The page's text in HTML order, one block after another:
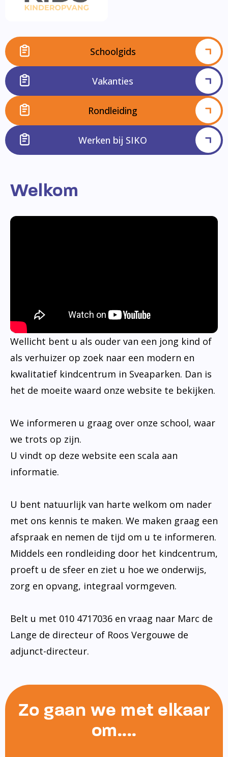
Schoolgids
Vakanties
Rondleiding
Werken bij SIKO
Welkom
Wellicht bent u als ouder van een jong kind of
als verhuizer op zoek naar een modern en
kwalitatief kindcentrum in Sveaparken. Dan is
het de moeite waard onze website te bekijken.
We informeren u graag over onze school, waar
we trots op zijn.
U vindt op deze website een scala aan
informatie.
U bent natuurlijk van harte welkom om nader
met ons kennis te maken. We maken graag een
afspraak en nemen de tijd om u te informeren.
Middels een rondleiding door het kindcentrum,
proeft u de sfeer en ziet u hoe we onderwijs,
zorg en opvang, integraal vormgeven.
Belt u met 010 4717036 en vraag naar Marc de
Lange de directeur of Roos Vergouwe de
adjunct-directeur.
Zo gaan we met elkaar
om....